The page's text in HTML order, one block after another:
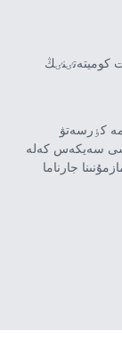
كوميتەتٸنٸڭ
كٶرسەتۋ
سەيكەس كەلە
جارناما